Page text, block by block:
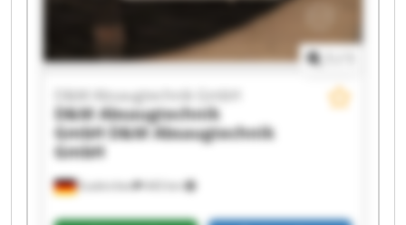
Euskirchen 443 km
D&M Absaugtechnik GmbH
D&M Absaugtechnik
GmbH D&M Absaugtechnik
GmbH